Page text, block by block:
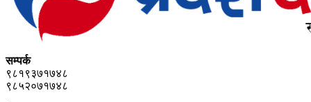
सम्पर्क
९८१९३७१७४८
९८५२०७१७४८